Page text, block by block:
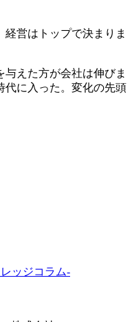
営はトップで決まりま
えた方が会社は伸びま
代に入った。変化の先頭
ッジコラム-